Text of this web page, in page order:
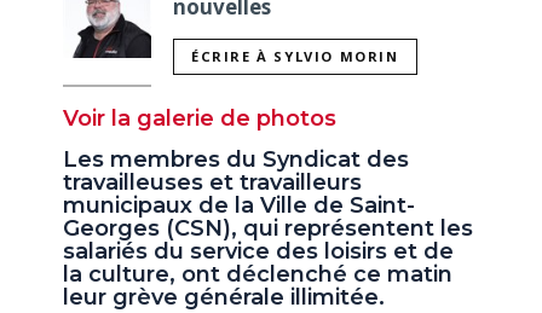
nouvelles
ÉCRIRE À SYLVIO MORIN
Voir la galerie de photos
Les membres du Syndicat des
travailleuses et travailleurs
municipaux de la Ville de Saint-
Georges (CSN), qui représentent les
salariés du service des loisirs et de
la culture, ont déclenché ce matin
leur grève générale illimitée.